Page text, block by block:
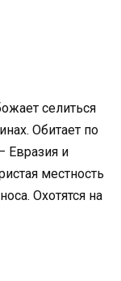
селиться
Обитает по
Евразия и
местность
Охотятся на